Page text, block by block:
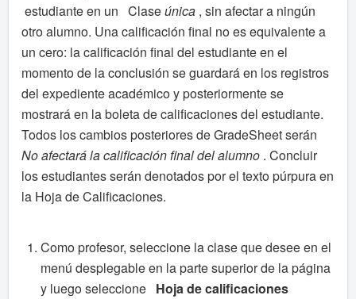
estudiante en un Claseúnica , sin afectar a ningún
otro alumno. Una calificación final no es equivalente a
un cero: la calificación final del estudiante en el
momento de la conclusión se guardará en los registros
del expediente académico y posteriormente se
mostrará en la boleta de calificaciones del estudiante.
Todos los cambios posteriores de GradeSheet serán
No afectará la calificación final del alumno . Concluir
los estudiantes serán denotados por el texto púrpura en
la Hoja de Calificaciones.
Como profesor, seleccione la clase que desee en el
menú desplegable en la parte superior de la página
y luego seleccione Hoja de calificaciones